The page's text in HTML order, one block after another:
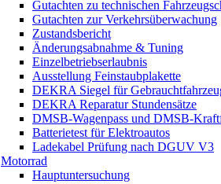
Gutachten zu technischen
Gutachten zur Verkehrsüberwachung
Zustandsbericht
Änderungsabnahme & Tuning
Einzelbetriebserlaubnis
Ausstellung Feinstaubplakette
DEKRA Siegel für
DEKRA Reparatur Stundensätze
DMSB-Wagenpass und DMSB-
Batterietest für Elektroautos
Ladekabel Prüfung nach DGUV V3
Motorrad
Hauptuntersuchung